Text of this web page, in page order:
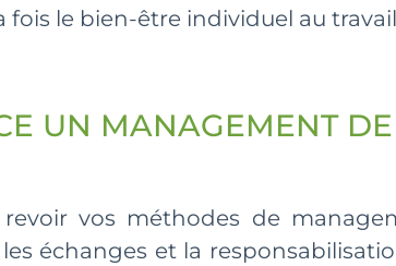
le bien-être individuel au
UN MANAGEMENT
vos méthodes de
échanges et la